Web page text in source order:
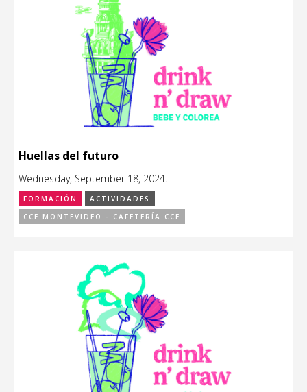
Huellas del futuro
Wednesday, September 18, 2024.
FORMACIÓN
ACTIVIDADES
CCE MONTEVIDEO - CAFETERÍA CCE